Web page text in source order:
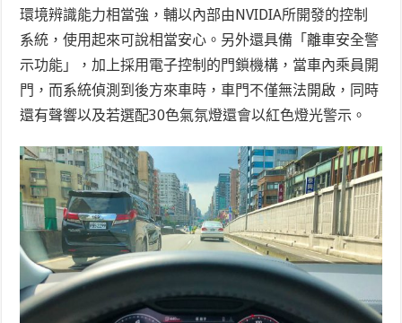
環境辨識能力相當強，輔以內部由NVIDIA所開發的控制
系統，使用起來可說相當安心。另外還具備「離車安全警
示功能」，加上採用電子控制的門鎖機構，當車內乘員開
門，而系統偵測到後方來車時，車門不僅無法開啟，同時
還有聲響以及若選配30色氣氛燈還會以紅色燈光警示。